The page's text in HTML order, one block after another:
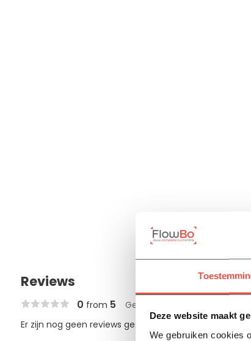
Deze website maakt
We gebruiken cookies
Reviews
0 from 5 Gebaseerd op 0 review
Er zijn nog geen reviews geschreven over dit product..